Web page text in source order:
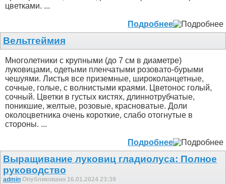
цветками. ...
Подробнее
Вельтгеймия
Многолетники с крупными (до 7 см в диаметре)
луковицами, одетыми пленчатыми розовато-бурыми
чешуями. Листья все приземные, широколанцетные,
сочные, голые, с волнистыми краями. Цветонос голый,
сочный. Цветки в густых кистях, длиннотрубчатые,
поникшие, желтые, розовые, красноватые. Доли
околоцветника очень короткие, слабо отогнутые в
стороны. ...
Подробнее
Выращивание луковиц гладиолуса: Полное
руководство
admin Опубликовано 16.01.2024 23:39